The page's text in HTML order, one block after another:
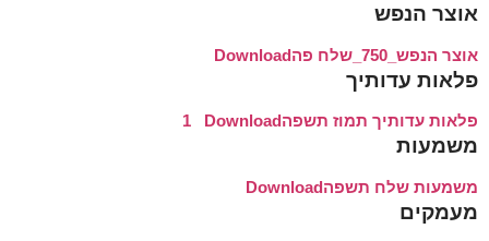
אוצר הנפש
אוצר הנפש_750_שלח פה Download
פלאות עדותיך
פלאות עדותיך תמוז תשפה1Download
משמעות
משמעות שלח תשפהDownload
מעמקים